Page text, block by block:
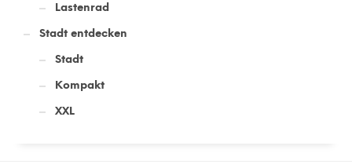
Lastenrad
Stadt entdecken
Stadt
Kompakt
XXL